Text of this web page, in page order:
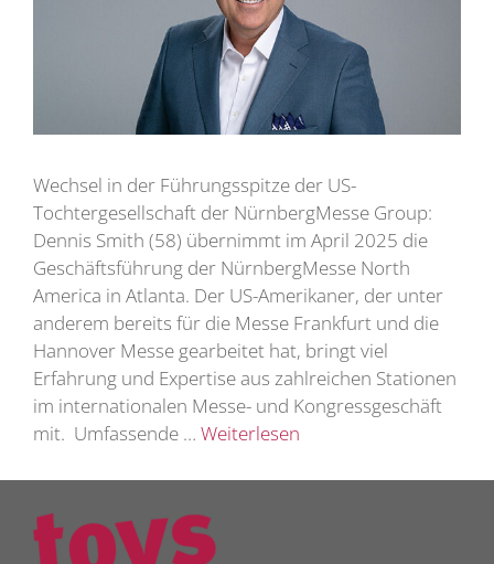
Wechsel in der Führungsspitze der US-
Tochtergesellschaft der NürnbergMesse Group:
Dennis Smith (58) übernimmt im April 2025 die
Geschäftsführung der NürnbergMesse North
America in Atlanta. Der US-Amerikaner, der unter
anderem bereits für die Messe Frankfurt und die
Hannover Messe gearbeitet hat, bringt viel
Erfahrung und Expertise aus zahlreichen Stationen
im internationalen Messe- und Kongressgeschäft
mit. Umfassende … Weiterlesen